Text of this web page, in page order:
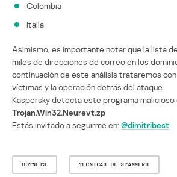
Colombia
Italia
Asimismo, es importante notar que la lista
miles de direcciones de correo en los
continuación de este análisis trataremos
víctimas y la operación detrás del ataque.
Kaspersky detecta este programa malicioso
Trojan.Win32.Neurevt.zp
Estás invitado a seguirme en: @dimitribest
BOTNETS TECNICAS DE SPAMMERS